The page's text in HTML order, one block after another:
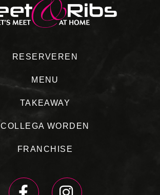
RESERVEREN
MENU
TAKEAWAY
COLLEGA WORDEN
FRANCHISE